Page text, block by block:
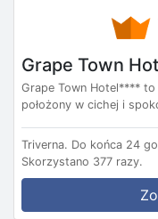
Grape Town
Grape Town Hotel**** to
położony w cichej i
Triverna. Do końca 24
Skorzystano 377 razy.